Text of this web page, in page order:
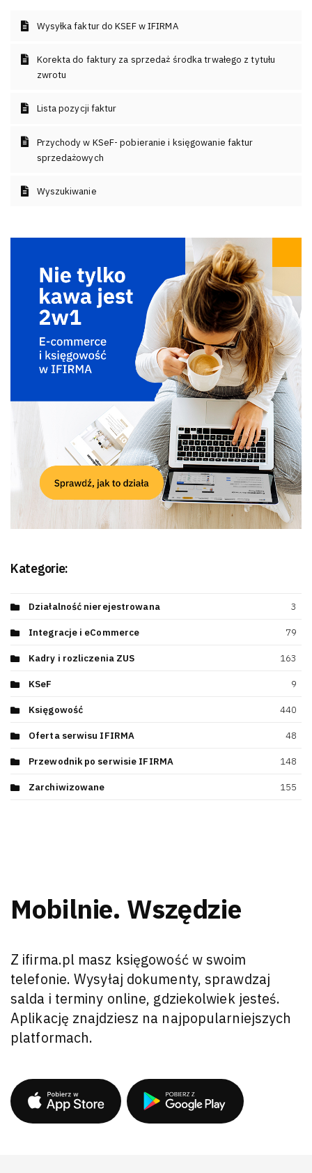
Wysyłka faktur do KSEF w IFIRMA
Korekta do faktury za sprzedaż środka trwałego z tytułu
zwrotu
Lista pozycji faktur
Przychody w KSeF- pobieranie i księgowanie faktur
sprzedażowych
Wyszukiwanie
Kategorie:
Działalność nierejestrowana 3
Integracje i eCommerce 79
Kadry i rozliczenia ZUS 163
KSeF 9
Księgowość 440
Oferta serwisu IFIRMA 48
Przewodnik po serwisie IFIRMA 148
Zarchiwizowane 155
Mobilnie. Wszędzie
Z ifirma.pl masz księgowość w swoim
telefonie. Wysyłaj dokumenty, sprawdzaj
salda i terminy online, gdziekolwiek jesteś.
Aplikację znajdziesz na najpopularniejszych
platformach.